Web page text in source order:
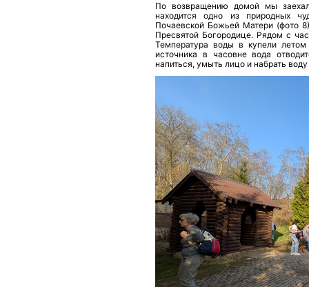
По возвращению домой мы
находится одно из природных
Почаевской Божьей Матери (фото
Пресвятой Богородице. Рядом с
Температура воды в купели
источника в часовне вода
напиться, умыть лицо и набрать